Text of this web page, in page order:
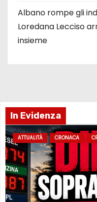
Albano rompe gli
Loredana Lecciso
insieme
In Evidenza
ATTUALITÀ CRONACA